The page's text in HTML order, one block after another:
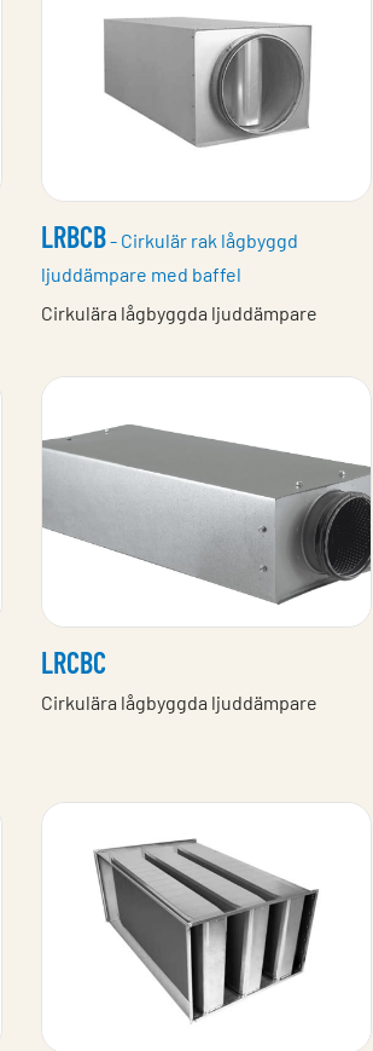
LRBCB- Cirkulär rak lågbyggd
ljuddämpare med baffel
Cirkulära lågbyggda ljuddämpare
LRCBC
Cirkulära lågbyggda ljuddämpare